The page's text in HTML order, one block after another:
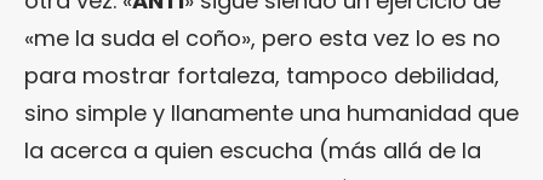
«me la suda el coño», pero esta vez lo es no
para mostrar fortaleza, tampoco debilidad,
sino simple y llanamente una humanidad que
la acerca a quien escucha (más allá de la